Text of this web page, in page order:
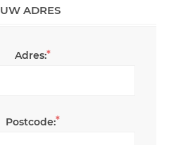
UW ADRES
Adres:*
Postcode:*